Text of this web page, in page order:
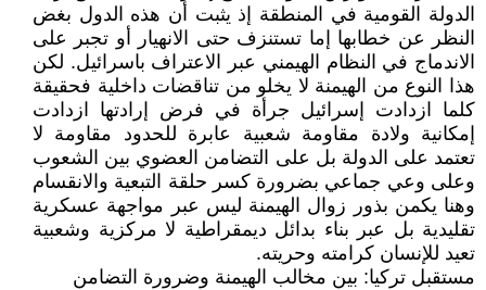
الدولة القومية في المنطقة إذ يثبت أن هذه الدول بغض
النظر عن خطابها إما تستنزف حتى الانهيار أو تجبر على
الاندماج في النظام الهيمني عبر الاعتراف باسرائيل. لكن
هذا النوع من الهيمنة لا يخلو من تناقضات داخلية فحقيقة
كلما ازدادت إسرائيل جرأة في فرض إرادتها ازدادت
إمكانية ولادة مقاومة شعبية عابرة للحدود مقاومة لا
تعتمد على الدولة بل على التضامن العضوي بين الشعوب
وعلى وعي جماعي بضرورة كسر حلقة التبعية والانقسام
وهنا يكمن بذور زوال الهيمنة ليس عبر مواجهة عسكرية
تقليدية بل عبر بناء بدائل ديمقراطية لا مركزية وشعبية
تعيد للإنسان كرامته وحريته.
مستقبل تركيا: بين مخالب الهيمنة وضرورة التضامن